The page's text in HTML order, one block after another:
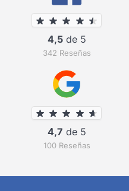
4,5de 5
342 Reseñas
4,7 de 5
100 Reseñas